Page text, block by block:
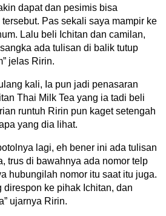
dapat dan pesimis bisa
Pas sekali saya mampir ke
Lalu beli Ichitan dan camilan,
ada tulisan di balik tutup
jelas Ririn.
kali, Ia pun jadi penasaran
Thai Milk Tea yang ia tadi beli
runtuh Ririn pun kaget setengah
yang dia lihat.
lagi, eh bener ini ada tulisan
trus di bawahnya ada nomor telp
hubungilah nomor itu saat itu juga.
direspon ke pihak Ichitan, dan
ujarnya Ririn.